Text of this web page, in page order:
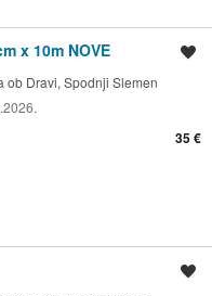
x 10m NOVE
ob Dravi, Spodnji Slemen
35 €